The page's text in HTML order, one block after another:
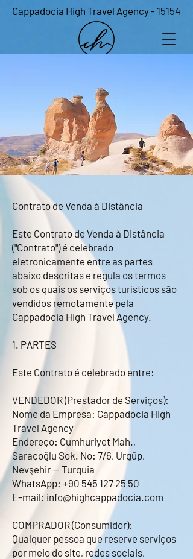
Cappadocia High Travel Agency - 15154
Contrato de Venda à Distância
Este Contrato de Venda à Distância
("Contrato") é celebrado
eletronicamente entre as partes
abaixo descritas e regula os termos
sob os quais os serviços turísticos são
vendidos remotamente pela
Cappadocia High Travel Agency.
1. PARTES
Este Contrato é celebrado entre:
VENDEDOR (Prestador de Serviços):
Nome da Empresa: Cappadocia High
Travel Agency
Endereço: Cumhuriyet Mah.,
Saraçoğlu Sok. No: 7/6, Ürgüp,
Nevşehir — Turquia
WhatsApp: +90 545 127 25 50
E-mail: info@highcappadocia.com
COMPRADOR (Consumidor):
Qualquer pessoa que reserve serviços
por meio do site, redes sociais,